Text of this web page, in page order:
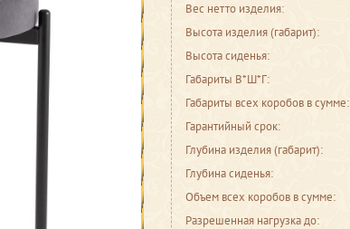
Вес нетто изделия:
Высота изделия (габарит):
Высота сиденья:
Габариты В*Ш*Г:
Габариты всех коробов в сумме:
Гарантийный срок:
Глубина изделия (габарит):
Глубина сиденья:
Объем всех коробов в сумме:
Разрешенная нагрузка до: